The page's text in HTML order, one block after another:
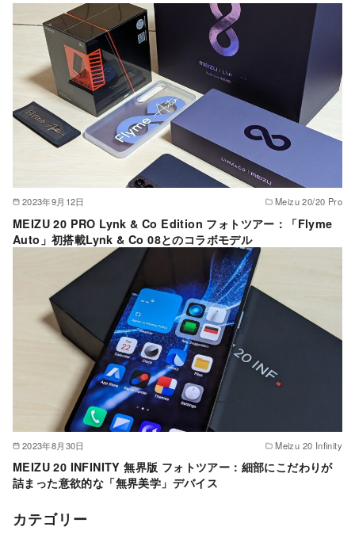
2023年9月12日 Meizu 20/20 Pro
MEIZU 20 PRO Lynk & Co Edition フォトツアー：「Flyme
Auto」初搭載Lynk & Co 08とのコラボモデル
2023年8月30日 Meizu 20 Infinity
MEIZU 20 INFINITY 無界版 フォトツアー：細部にこだわりが
詰まった意欲的な「無界美学」デバイス
カテゴリー